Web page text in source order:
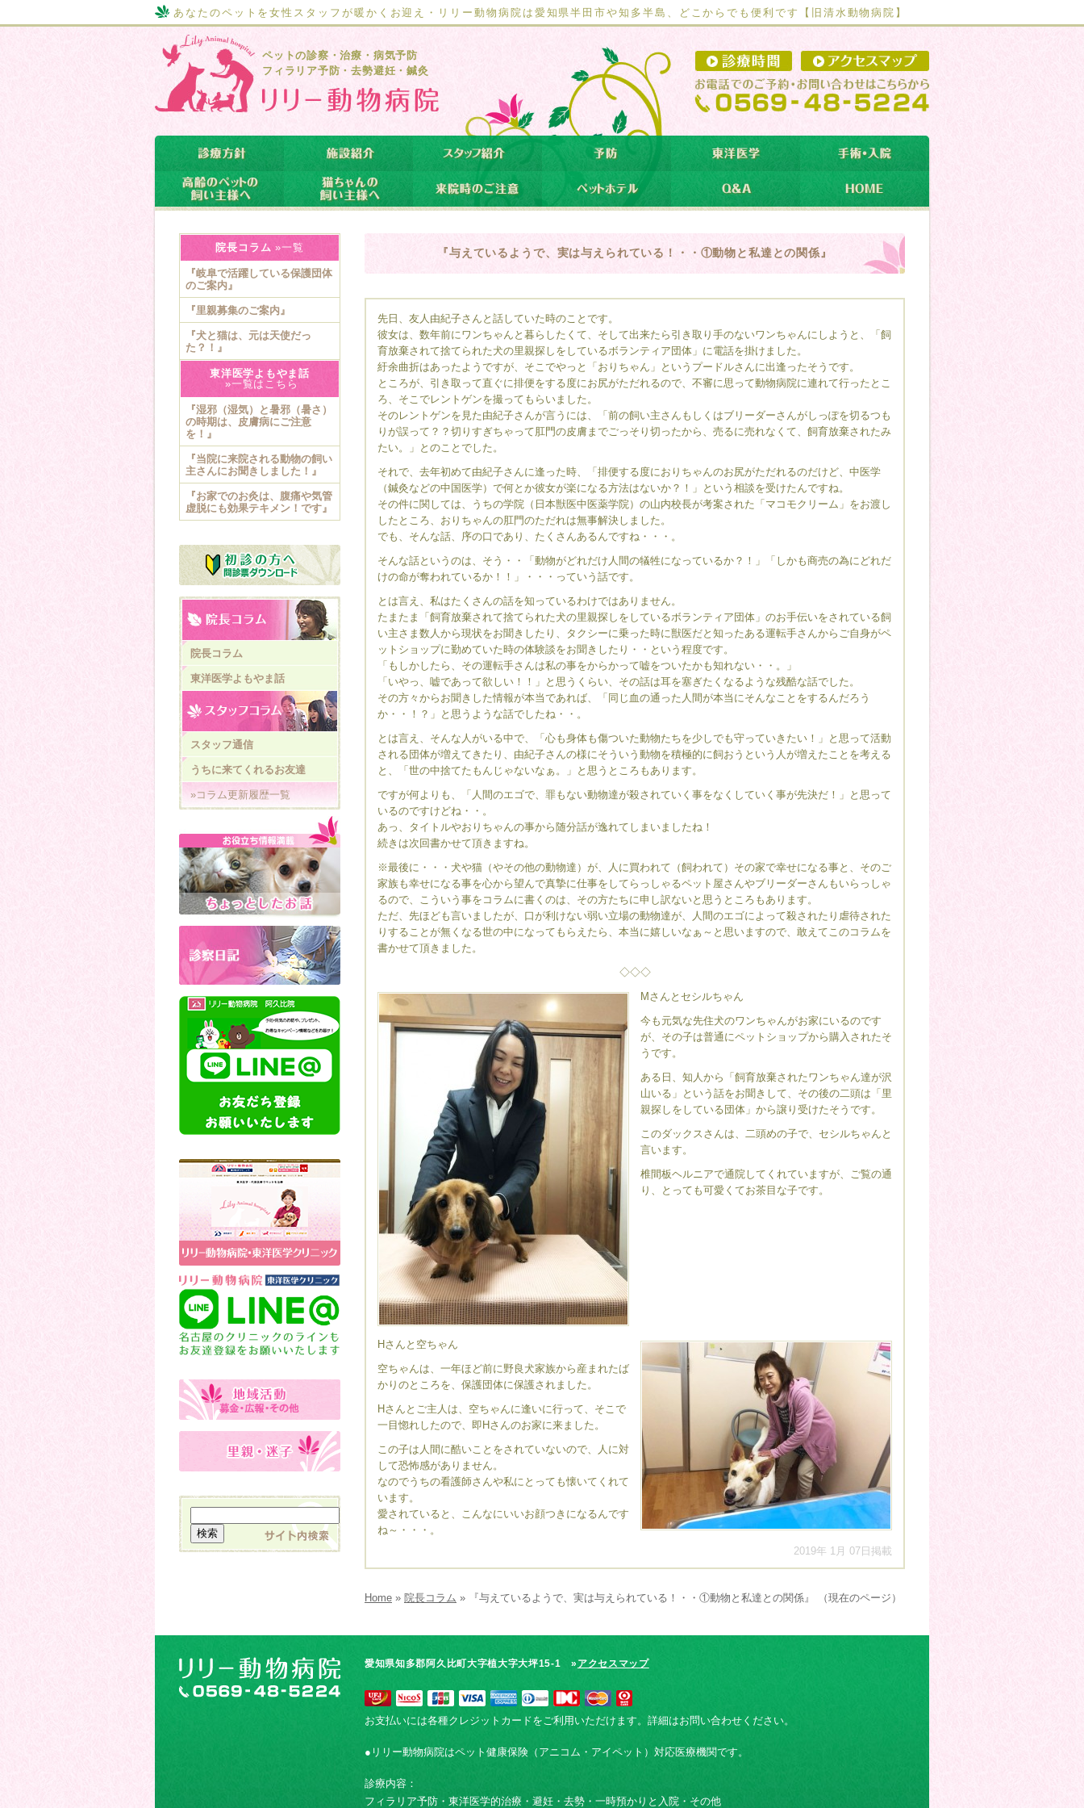
あなたのペットを女性スタッフが暖かくお迎え・リリー動物病院は愛知県半田市や知多半島、どこからでも便利です【 旧清水動物病院】
ペットの診察・治療・病気予防
フィラリア予防・去勢避妊・鍼灸
『与えているようで、実は与えられている！・・①動物と私達との関係』
先日、友人由紀子さんと話していた時のことです。
彼女は、数年前にワンちゃんと暮らしたくて、そして出来たら引き取り手のないワンちゃんにしようと、「飼
育放棄されて捨てられた犬の里親探しをしているボランティア団体」に電話を掛けました。
紆余曲折はあったようですが、そこでやっと「おりちゃん」というプードルさんに出逢ったそうです。
ところが、引き取って直ぐに排便をする度にお尻がただれるので、不審に思って動物病院に連れて行ったとこ
ろ、そこでレントゲンを撮ってもらいました。
そのレントゲンを見た由紀子さんが言うには、「前の飼い主さんもしくはブリーダーさんがしっぽを切るつも
りが誤って？？切りすぎちゃって肛門の皮膚までごっそり切ったから、売るに売れなくて、飼育放棄されたみ
たい。」とのことでした。
それで、去年初めて由紀子さんに逢った時、「排便する度におりちゃんのお尻がただれるのだけど、中医学
（鍼灸などの中国医学）で何とか彼女が楽になる方法はないか？！」という相談を受けたんですね。
その件に関しては、うちの学院（日本獣医中医薬学院）の山内校長が考案された「マコモクリーム」をお渡し
したところ、おりちゃんの肛門のただれは無事解決しました。
でも、そんな話、序の口であり、たくさんあるんですね・・・。
そんな話というのは、そう・・「動物がどれだけ人間の犠牲になっているか？！」「しかも商売の為にどれだ
けの命が奪われているか！！」・・・っていう話です。
とは言え、私はたくさんの話を知っているわけではありません。
たまたま「飼育放棄されて捨てられた犬の里親探しをしているボランティア団体」のお手伝いをされている飼
い主さま数人から現状をお聞きしたり、タクシーに乗った時に獣医だと知ったある運転手さんからご自身がペ
ットショップに勤めていた時の体験談をお聞きしたり・・という程度です。
「もしかしたら、その運転手さんは私の事をからかって嘘をついたかも知れない・・。」
「いやっ、嘘であって欲しい！！」と思うくらい、その話は耳を塞ぎたくなるような残酷な話でした。
その方々からお聞きした情報が本当であれば、「同じ血の通った人間が本当にそんなことをするんだろう
か・・！？」と思うような話でしたね・・。
とは言え、そんな人がいる中で、「心も身体も傷ついた動物たちを少しでも守っていきたい！」と思って活動
される団体が増えてきたり、由紀子さんの様にそういう動物を積極的に飼おうという人が増えたことを考える
と、「世の中捨てたもんじゃないなぁ。」と思うところもあります。
ですが何よりも、「人間のエゴで、罪もない動物達が殺されていく事をなくしていく事が先決だ！」と思って
いるのですけどね・・。
あっ、タイトルやおりちゃんの事から随分話が逸れてしまいましたね！
続きは次回書かせて頂きますね。
※最後に・・・犬や猫（やその他の動物達）が、人に買われて（飼われて）その家で幸せになる事と、そのご
家族も幸せになる事を心から望んで真摯に仕事をしてらっしゃるペット屋さんやブリーダーさんもいらっしゃ
るので、こういう事をコラムに書くのは、その方たちに申し訳ないと思うところもあります。
ただ、先ほども言いましたが、口が利けない弱い立場の動物達が、人間のエゴによって殺されたり虐待された
りすることが無くなる世の中になってもらえたら、本当に嬉しいなぁ～と思いますので、敢えてこのコラムを
書かせて頂きました。
◇◇◇
Mさんとセシルちゃん
今も元気な先住犬のワンちゃんがお家にいるのです
が、その子は普通にペットショップから購入されたそ
うです。
ある日、知人から「飼育放棄されたワンちゃん達が沢
山いる」という話をお聞きして、その後の二頭は「里
親探しをしている団体」から譲り受けたそうです。
このダックスさんは、二頭めの子で、セシルちゃんと
言います。
椎間板ヘルニアで通院してくれていますが、ご覧の通
り、とっても可愛くてお茶目な子です。
Hさんと空ちゃん
空ちゃんは、一年ほど前に野良犬家族から産まれたば
かりのところを、保護団体に保護されました。
Hさんとご主人は、空ちゃんに逢いに行って、そこで
一目惚れしたので、即Hさんのお家に来ました。
この子は人間に酷いことをされていないので、人に対
して恐怖感がありません。
なのでうちの看護師さんや私にとっても懐いてくれて
います。
愛されていると、こんなにいいお顔つきになるんです
ね～・・・。
2019年 1月 07日掲載
Home » 院長コラム » 『与えているようで、実は与えられている！・・①動物と私達との関係』 （現在のページ）
院長コラム »一覧
『岐阜で活躍している保護団体
のご案内』
『里親募集のご案内』
『犬と猫は、元は天使だっ
た？！』
東洋医学よもやま話
»一覧はこちら
『湿邪（湿気）と暑邪（暑さ）
の時期は、皮膚病にご注意
を！』
『当院に来院される動物の飼い
主さんにお聞きしました！』
『お家でのお灸は、腹痛や気管
虚脱にも効果テキメン！です』
院長コラム
東洋医学よもやま話
スタッフ通信
うちに来てくれるお友達
»コラム更新履歴一覧
愛知県知多郡阿久比町大字植大字大坪15-1 »アクセスマップ
お支払いには各種クレジットカードをご利用いただけます。詳細はお問い合わせください。
●リリー動物病院はペット健康保険（アニコム・アイペット）対応医療機関です。
診療内容：
フィラリア予防・東洋医学的治療・避妊・去勢・一時預かりと入院・その他